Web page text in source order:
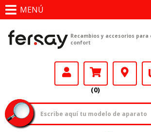
MENÚ
Recambios y accesorios
confort
(0)